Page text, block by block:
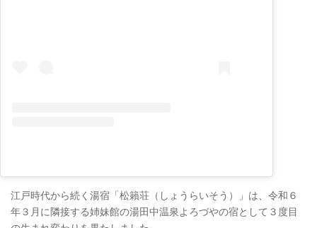
江戸時代から続く湯宿「松籟荘（しょうらいそう）」は、令和６
年３月に隣接する姉妹館の湯田中温泉よろづやの宿として３度目